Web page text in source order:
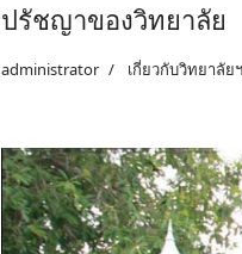
ปรัชญาของวิทยาลัย
administrator เกี่ยวกับวิทยาลัยฯ